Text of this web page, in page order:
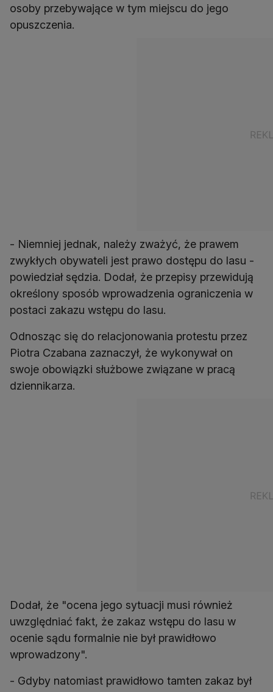
osoby przebywające w tym miejscu do jego
opuszczenia.
- Niemniej jednak, należy zważyć, że prawem
zwykłych obywateli jest prawo dostępu do lasu -
powiedział sędzia. Dodał, że przepisy przewidują
określony sposób wprowadzenia ograniczenia w
postaci zakazu wstępu do lasu.
Odnosząc się do relacjonowania protestu przez
Piotra Czabana zaznaczył, że wykonywał on
swoje obowiązki służbowe związane w pracą
dziennikarza.
Dodał, że "ocena jego sytuacji musi również
uwzględniać fakt, że zakaz wstępu do lasu w
ocenie sądu formalnie nie był prawidłowo
wprowadzony".
- Gdyby natomiast prawidłowo tamten zakaz był